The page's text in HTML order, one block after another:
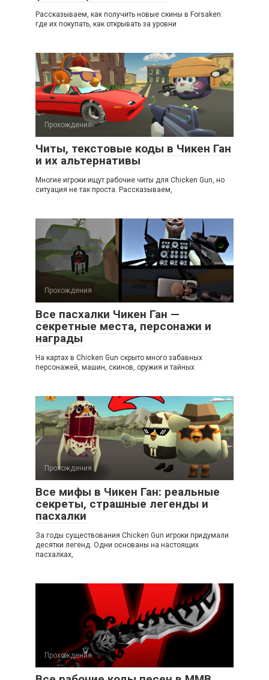
Рассказываем, как получить новые скины в Forsaken:
где их покупать, как открывать за уровни
Прохождения
Читы, текстовые коды в Чикен Ган
и их альтернативы
Многие игроки ищут рабочие читы для Chicken Gun, но
ситуация не так проста. Рассказываем,
Прохождения
Все пасхалки Чикен Ган —
секретные места, персонажи и
награды
На картах в Chicken Gun скрыто много забавных
персонажей, машин, скинов, оружия и тайных
Прохождения
Все мифы в Чикен Ган: реальные
секреты, страшные легенды и
пасхалки
За годы существования Chicken Gun игроки придумали
десятки легенд. Одни основаны на настоящих
пасхалках,
Прохождения